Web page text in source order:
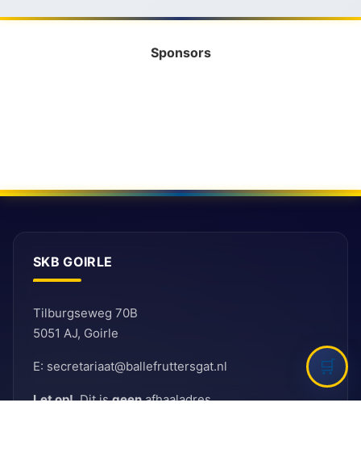
Sponsors
SKB GOIRLE
Tilburgseweg 70B
5051 AJ, Goirle
E: secretariaat@ballefruttersgat.nl
Let op!Dit isgeenafhaaladres.